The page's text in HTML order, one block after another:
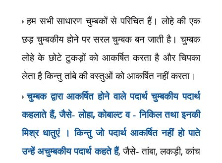
हम सभी साधारण चुम्बकों से परिचित हैं। लोहे की एक
छड़ चुम्बकीय होने पर सरल चुम्बक बन जाती है। चुम्बक
लोहे के छोटे टुकड़ों को आकर्षित करता है और चिपका
लेता है किन्तु तांबे की वस्तुओं को आकर्षित नहीं करता।
चुम्बक द्वारा आकर्षित होने वाले पदार्थ चुम्बकीय पदार्थ
कहलाते हैं,जैसे- लोहा,कोबाल्ट व - निकिल तथा इनकी
मिश्र धातुएं । किन्तु जो पदार्थ आकर्षित नहीं हो पाते
उन्हें अचुम्बकीय पदार्थ कहते हैं,जैसे- तांबा,लकड़ी,कांच